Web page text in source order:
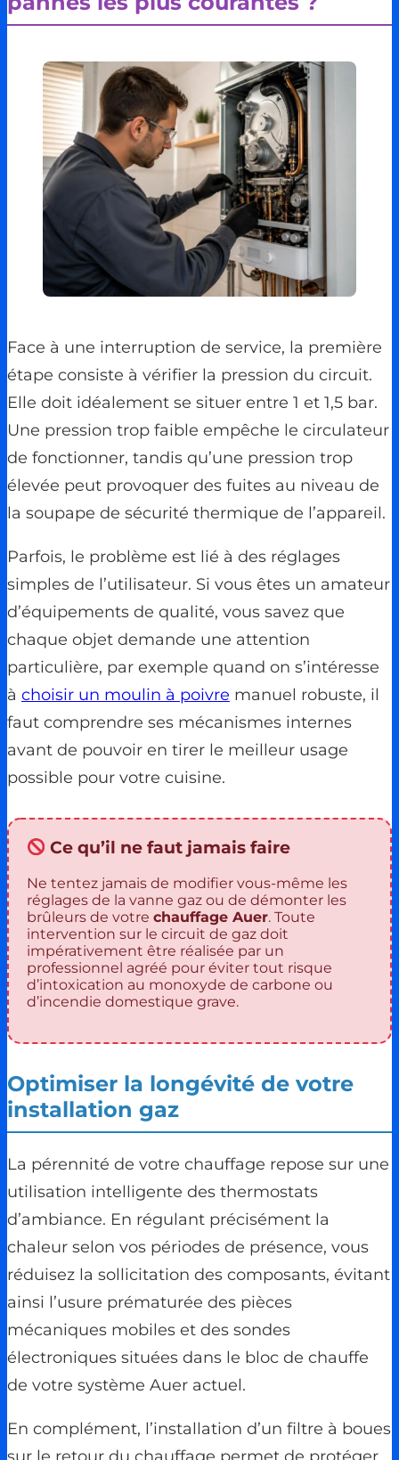
Face à une interruption de service, la première
étape consiste à vérifier la pression du circuit.
Elle doit idéalement se situer entre 1 et 1,5 bar.
Une pression trop faible empêche le circulateur
de fonctionner, tandis qu’une pression trop
élevée peut provoquer des fuites au niveau de
la soupape de sécurité thermique de l’appareil.
Parfois, le problème est lié à des réglages
simples de l’utilisateur. Si vous êtes un amateur
d’équipements de qualité, vous savez que
chaque objet demande une attention
particulière, par exemple quand on s’intéresse
à choisir un moulin à poivre manuel robuste, il
faut comprendre ses mécanismes internes
avant de pouvoir en tirer le meilleur usage
possible pour votre cuisine.
Ce qu’il ne faut jamais faire
Ne tentez jamais de modifier vous-même les
réglages de la vanne gaz ou de démonter les
brûleurs de votre chauffage Auer. Toute
intervention sur le circuit de gaz doit
impérativement être réalisée par un
professionnel agréé pour éviter tout risque
d’intoxication au monoxyde de carbone ou
d’incendie domestique grave.
Optimiser la longévité de votre
installation gaz
La pérennité de votre chauffage repose sur une
utilisation intelligente des thermostats
d’ambiance. En régulant précisément la
chaleur selon vos périodes de présence, vous
réduisez la sollicitation des composants, évitant
ainsi l’usure prématurée des pièces
mécaniques mobiles et des sondes
électroniques situées dans le bloc de chauffe
de votre système Auer actuel.
En complément, l’installation d’un filtre à boues
sur le retour du chauffage permet de protéger